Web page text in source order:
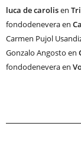
luca de carolisen
fondodeneveraen
Carmen Pujol
Gonzalo Angosto en
fondodeneveraen